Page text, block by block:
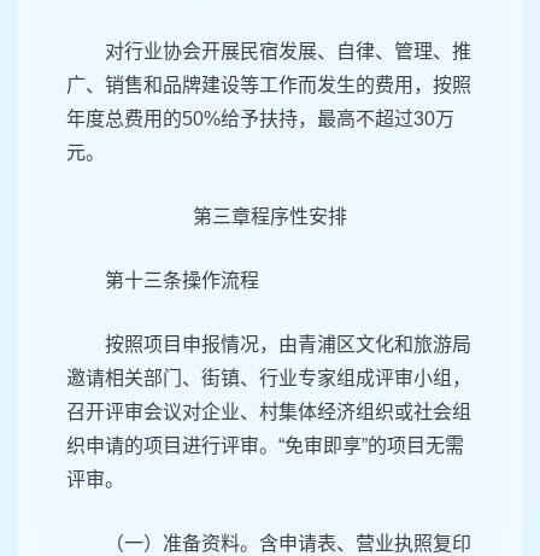
对行业协会开展民宿发展、自律、管理、推
广、销售和品牌建设等工作而发生的费用，按照
年度总费用的50%给予扶持，最高不超过30万
元。
第三章程序性安排
第十三条操作流程
按照项目申报情况，由青浦区文化和旅游局
邀请相关部门、街镇、行业专家组成评审小组，
召开评审会议对企业、村集体经济组织或社会组
织申请的项目进行评审。“免审即享”的项目无需
评审。
（一）准备资料。含申请表、营业执照复印